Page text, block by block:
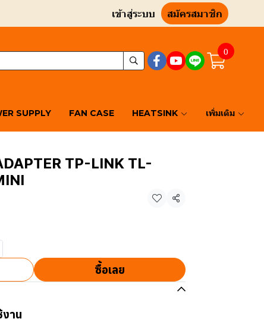
เข้าสู่ระบบ สมัครสมาชิก
0
SUPPLY FAN CASE HEATSINK เพิ่มเติม
TP-LINK TL-
แชร์
ซื้อเลย
าน